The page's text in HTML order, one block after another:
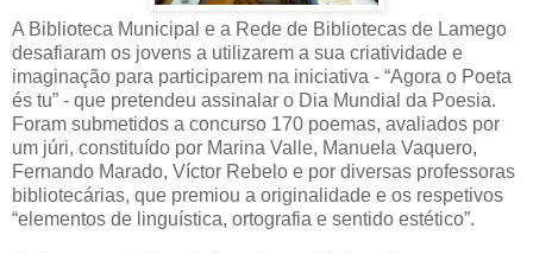
A Biblioteca Municipal e a Rede de Bibliotecas de Lamego
desafiaram os jovens a utilizarem a sua criatividade e
imaginação para participarem na iniciativa - “Agora o Poeta
és tu” - que pretendeu assinalar o Dia Mundial da Poesia.
Foram submetidos a concurso 170 poemas, avaliados por
um júri, constituído por Marina Valle, Manuela Vaquero,
Fernando Marado, Víctor Rebelo e por diversas professoras
bibliotecárias, que premiou a originalidade e os respetivos
“elementos de linguística, ortografia e sentido estético”.